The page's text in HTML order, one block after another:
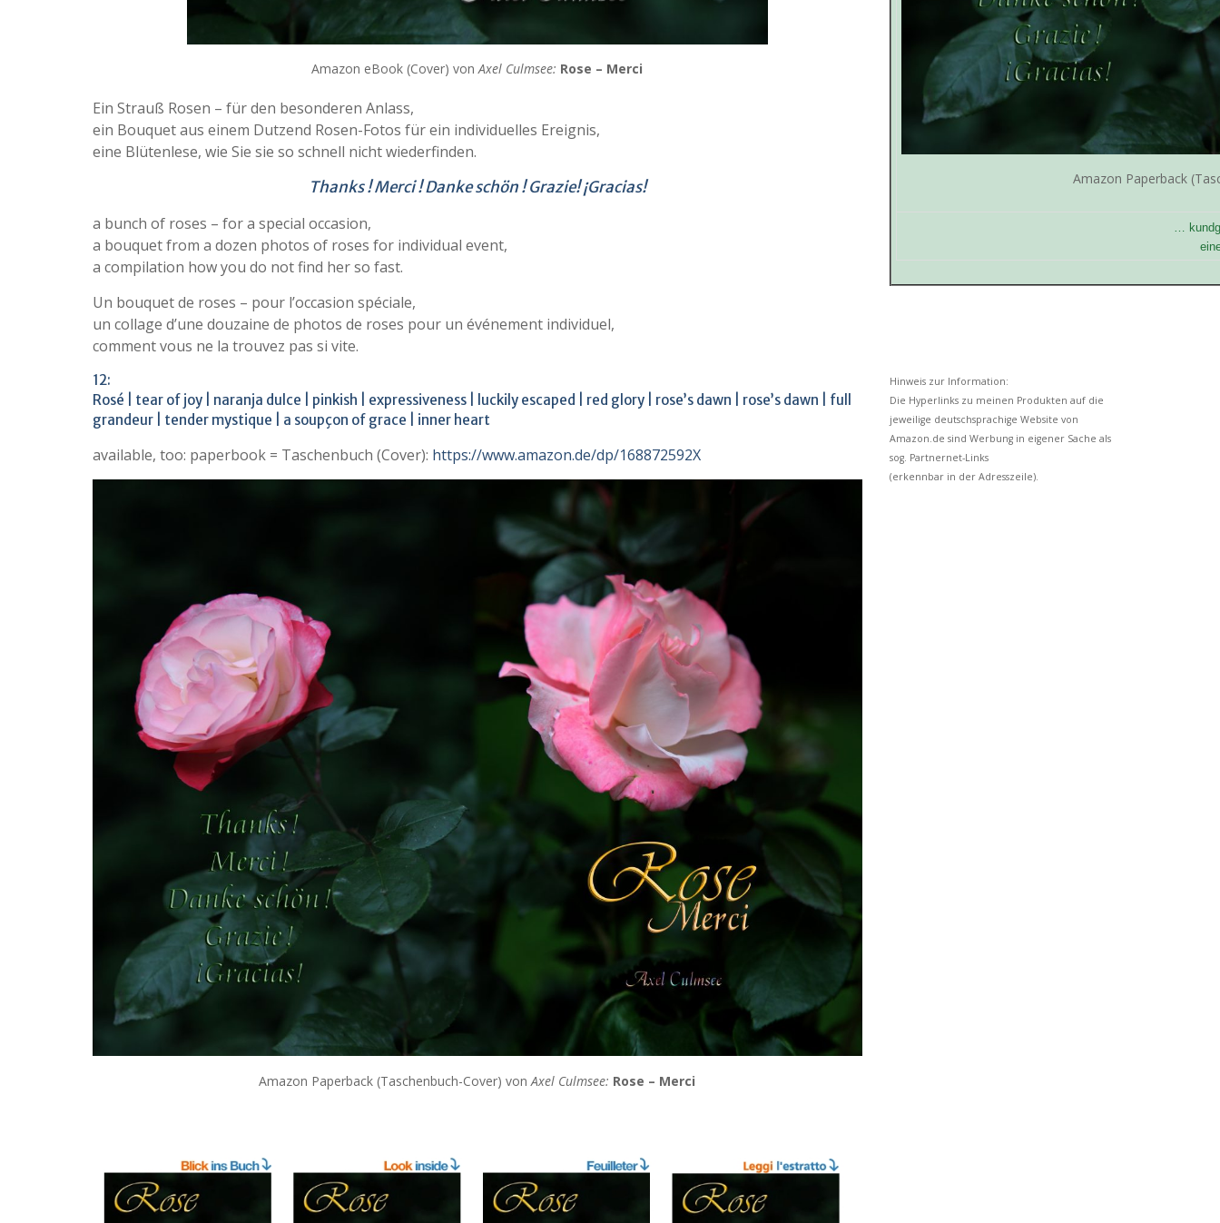
Amazon eBook (Cover) vonAxel Culmsee: Rose – Merci
Ein Strauß Rosen – für den besonderen Anlass,
ein Bouquet aus einem Dutzend Rosen-Fotos für ein individuelles Ereignis,
eine Blütenlese, wie Sie sie so schnell nicht wiederfinden.
Thanks ! Merci ! Danke schön ! Grazie! ¡Gracias!
a bunch of roses – for a special occasion,
a bouquet from a dozen photos of roses for individual event,
a compilation how you do not find her so fast.
Un bouquet de roses – pour l’occasion spéciale,
un collage d’une douzaine de photos de roses pour un événement individuel,
comment vous ne la trouvez pas si vite.
12:
Rosé | tear of joy | naranja dulce | pinkish | expressiveness | luckily escaped | red glory | rose’s dawn | rose’s dawn | full
grandeur | tender mystique | a soupçon of grace | inner heart
available, too: paperbook = Taschenbuch (Cover): https://www.amazon.de/dp/168872592X
Amazon Paperback (Taschenbuch-Cover) vonAxel Culmsee: Rose – Merci
Amazon Paperback
…
Hinweis zur Information:
Die Hyperlinks zu meinen Produkten auf die
jeweilige deutschsprachige Website von
Amazon.de sind Werbung in eigener Sache als
sog. Partnernet-Links
(erkennbar in der Adresszeile).